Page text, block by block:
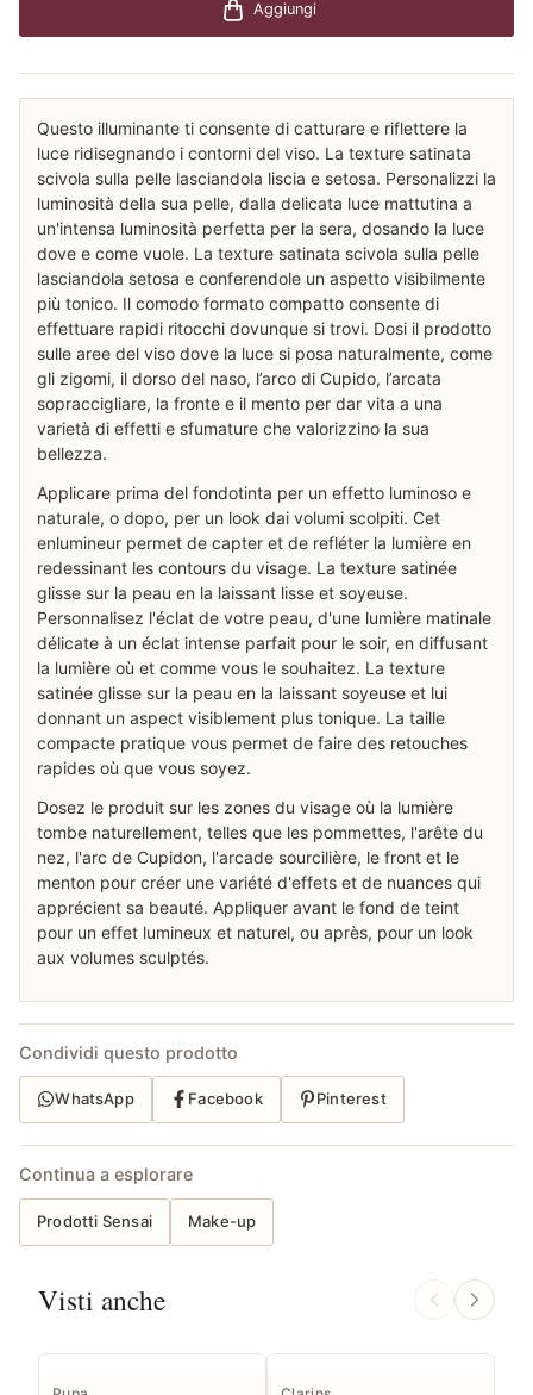
Aggiungi
Questo illuminante ti consente di catturare e riflettere la
luce ridisegnando i contorni del viso. La texture satinata
scivola sulla pelle lasciandola liscia e setosa. Personalizzi la
luminosità della sua pelle, dalla delicata luce mattutina a
un'intensa luminosità perfetta per la sera, dosando la luce
dove e come vuole. La texture satinata scivola sulla pelle
lasciandola setosa e conferendole un aspetto visibilmente
più tonico. Il comodo formato compatto consente di
effettuare rapidi ritocchi dovunque si trovi. Dosi il prodotto
sulle aree del viso dove la luce si posa naturalmente, come
gli zigomi, il dorso del naso, l’arco di Cupido, l’arcata
sopraccigliare, la fronte e il mento per dar vita a una
varietà di effetti e sfumature che valorizzino la sua
bellezza.
Applicare prima del fondotinta per un effetto luminoso e
naturale, o dopo, per un look dai volumi scolpiti. Cet
enlumineur permet de capter et de refléter la lumière en
redessinant les contours du visage. La texture satinée
glisse sur la peau en la laissant lisse et soyeuse.
Personnalisez l'éclat de votre peau, d'une lumière matinale
délicate à un éclat intense parfait pour le soir, en diffusant
la lumière où et comme vous le souhaitez. La texture
satinée glisse sur la peau en la laissant soyeuse et lui
donnant un aspect visiblement plus tonique. La taille
compacte pratique vous permet de faire des retouches
rapides où que vous soyez.
Dosez le produit sur les zones du visage où la lumière
tombe naturellement, telles que les pommettes, l'arête du
nez, l'arc de Cupidon, l'arcade sourcilière, le front et le
menton pour créer une variété d'effets et de nuances qui
apprécient sa beauté. Appliquer avant le fond de teint
pour un effet lumineux et naturel, ou après, pour un look
aux volumes sculptés.
Condividi questo prodotto
WhatsApp Facebook Pinterest
Continua a esplorare
Prodotti Sensai Make-up
Visti anche